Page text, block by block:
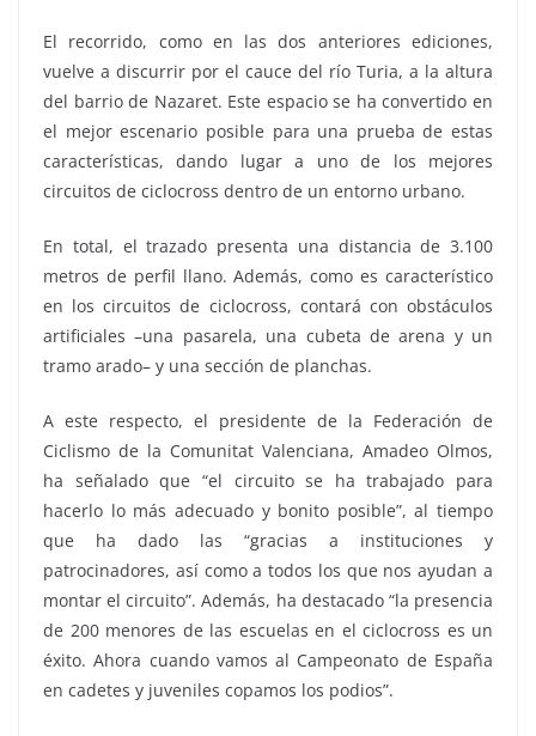
El recorrido, como en las dos anteriores ediciones,
vuelve a discurrir por el cauce del río Turia, a la altura
del barrio de Nazaret. Este espacio se ha convertido en
el mejor escenario posible para una prueba de estas
características, dando lugar a uno de los mejores
circuitos de ciclocross dentro de un entorno urbano.
En total, el trazado presenta una distancia de 3.100
metros de perfil llano. Además, como es característico
en los circuitos de ciclocross, contará con obstáculos
artificiales –una pasarela, una cubeta de arena y un
tramo arado– y una sección de planchas.
A este respecto, el presidente de la Federación de
Ciclismo de la Comunitat Valenciana, Amadeo Olmos,
ha señalado que “el circuito se ha trabajado para
hacerlo lo más adecuado y bonito posible”, al tiempo
que ha dado las “gracias a instituciones y
patrocinadores, así como a todos los que nos ayudan a
montar el circuito”. Además, ha destacado “la presencia
de 200 menores de las escuelas en el ciclocross es un
éxito. Ahora cuando vamos al Campeonato de España
en cadetes y juveniles copamos los podios”.